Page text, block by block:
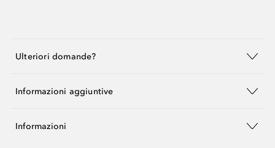
Ulteriori domande?
Informazioni aggiuntive
Informazioni